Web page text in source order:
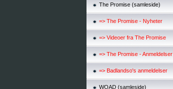
The Promise (samleside)
=> The Promise - Nyheter
=> Videoer fra The Promise
=> The Promise - Anmeldelser
=> Badlandso's anmeldelser
WOAD (samleside)